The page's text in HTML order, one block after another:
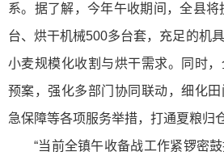
系。据了解，今年午收期间，全县
台、烘干机械500多台套，充足的机
小麦规模化收割与烘干需求。同时
预案，强化多部门协同联动，细化
急保障等各项服务举措，打通夏粮归
“当前全镇午收备战工作紧锣密